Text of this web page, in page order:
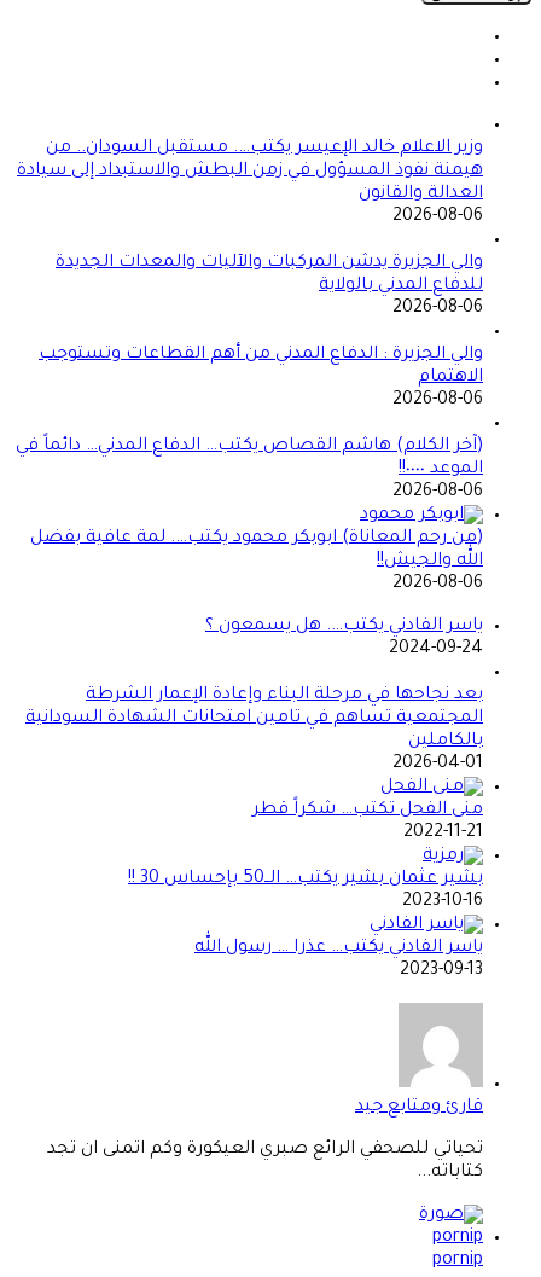
وزير الاعلام خالد الإعيسر يكتب…. مستقبل السودان.. من
هيمنة نفوذ المسؤول في زمن البطش والاستبداد إلى سيادة
العدالة والقانون
2026-08-06
والي الجزيرة يدشن المركبات والآليات والمعدات الجديدة
للدفاع المدني بالولاية
2026-08-06
والي الجزيرة : الدفاع المدني من أهم القطاعات وتستوجب
الاهتمام
2026-08-06
(آخر الكلام) هاشم القصاص يكتب… الدفاع المدني… دائماً في
الموعد ٠٠٠٠!!
2026-08-06
(من رحم المعاناة) ابوبكر محمود يكتب…. لمة عافية بفضل
الله والجيش!!
2026-08-06
ياسر الفادني يكتب…. هل يسمعون ؟
2024-09-24
بعد نجاحها في مرحلة البناء وإعادة الإعمار الشرطة
المجتمعية تساهم في تامين امتحانات الشهادة السودانية
بالكاملين
2026-04-01
منى الفحل تكتب… شكراً قطر
2022-11-21
بشير عثمان بشير يكتب… الــ50 بإحساس 30 !!
2023-10-16
ياسر الفادني يكتب… عذرا … رسول الله
2023-09-13
قارئ ومتابع جيد
تحياتي للصحفي الرائع صبري العيكورة وكم اتمنى ان تجد
كتاباته...
pornip